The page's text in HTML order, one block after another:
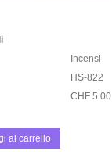
Incensi
HS-822
CHF 5.00
al carrello